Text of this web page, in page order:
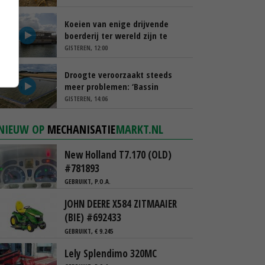
Koeien van enige drijvende
boerderij ter wereld zijn te
koop
GISTEREN, 12:00
Droogte veroorzaakt steeds
meer problemen: ‘Bassin
afgelopen week al leeg’
GISTEREN, 14:06
OP MECHANISATIEMARKT.NL
New Holland T7.170 (OLD)
#781893
GEBRUIKT, P.O.A.
JOHN DEERE X584 ZITMAAIER
(BIE) #692433
GEBRUIKT, € 9.245
Lely Splendimo 320MC